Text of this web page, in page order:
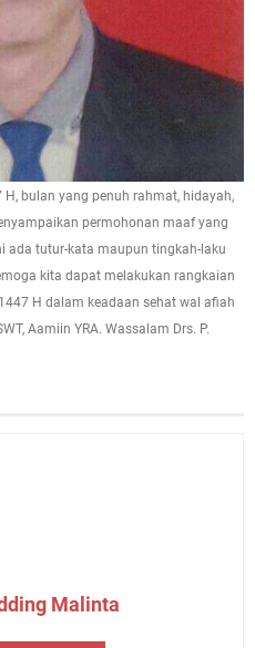
bulan yang penuh rahmat, hidayah,
permohonan maaf yang
ada tutur-kata maupun tingkah-laku
kita dapat melakukan rangkaian
H dalam keadaan sehat wal afiah
Aamiin YRA. Wassalam Drs. P.
Malinta